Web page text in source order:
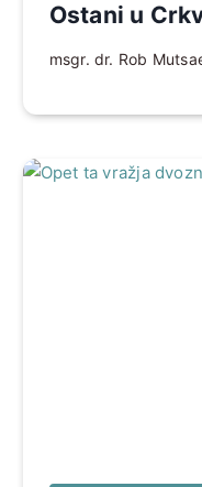
Ostani u
msgr. dr. Rob